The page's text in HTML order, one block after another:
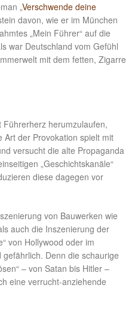
„Verschwende deine
davon, wie er im München
„Mein Führer“ auf die
war Deutschland vom Gefühl
mit dem fetten, Zigarre
herumzulaufen,
Art der Provokation spielt mit
versucht die alte Propaganda
„Geschichtskanäle“
diese dagegen vor
von Bauwerken wie
auch die Inszenierung der
von Hollywood oder im
Denn die schaurige
– von Satan bis Hitler –
eine verrucht-anziehende